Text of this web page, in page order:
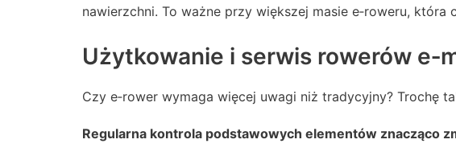
nawierzchni. To ważne przy większej masie e‑roweru,
Użytkowanie i serwis rowerów
Czy e‑rower wymaga więcej uwagi niż tradycyjny? Trochę
Regularna kontrola podstawowych elementów znacząco